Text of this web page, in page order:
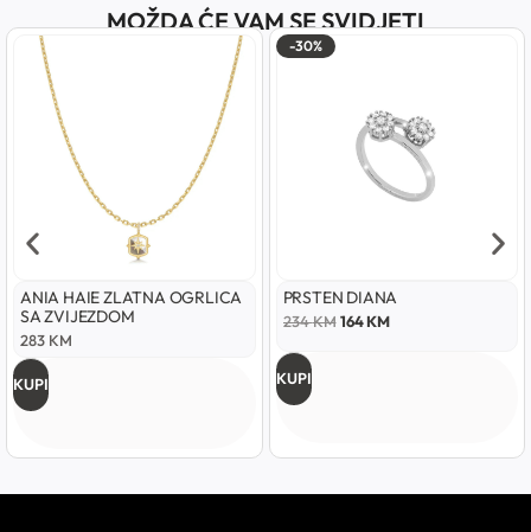
MOŽDA ĆE VAM SE SVIDJETI
ANIA HAIE ZLATNA OGRLICA
SA ZVIJEZDOM
283 KM
KUPI
-30%
PRSTEN DIANA
234KM 164KM
KUPI